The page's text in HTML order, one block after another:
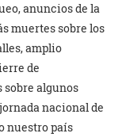
anuncios de la
muertes sobre los
amplio
de
algunos
nacional de
nuestro país